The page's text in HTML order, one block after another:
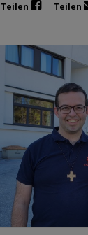
Teilen Teilen